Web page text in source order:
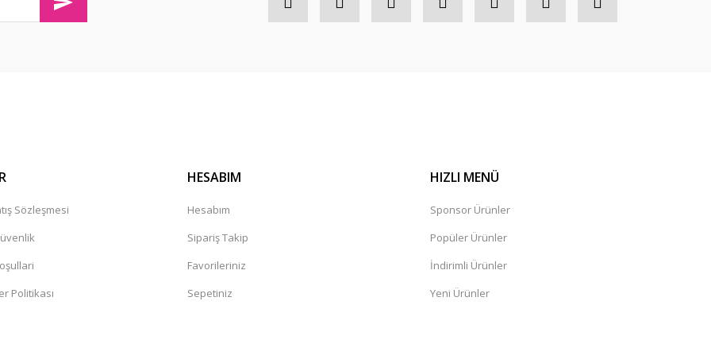
Sözleşmesi
Politikası
HESABIM
Hesabım
Sipariş Takip
Favorileriniz
Sepetiniz
HIZLI MENÜ
Sponsor Ürünler
Popüler Ürünler
İndirimli Ürünler
Yeni Ürünler